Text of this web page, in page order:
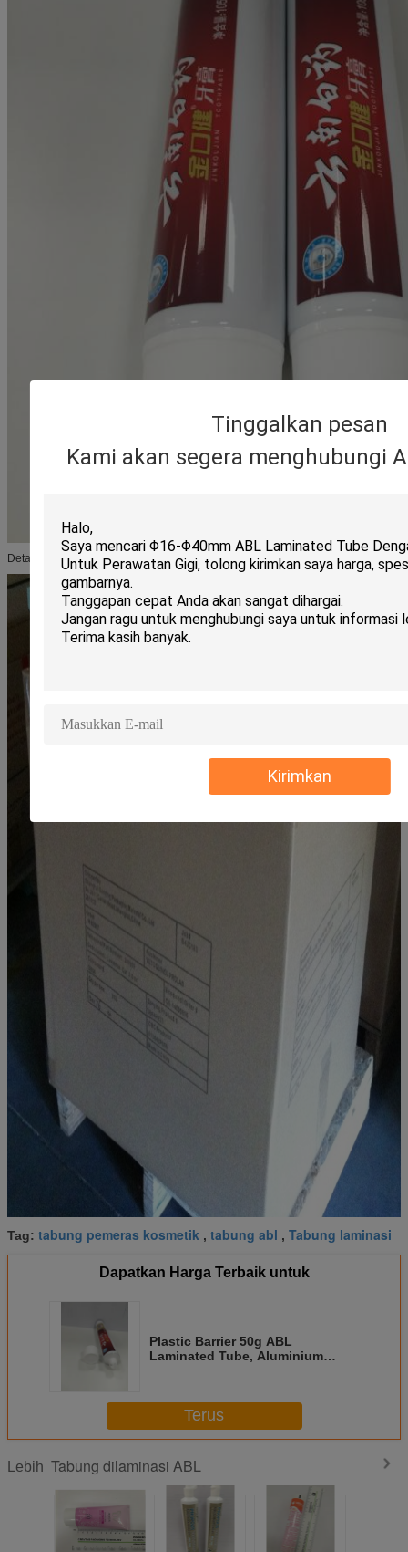
Tinggalkan pesan
Kami akan segera menghubungi
Kirimkan
Detail Kemasan
Tag: tabung pemeras kosmetik , tabung abl , Tabung laminasi
Dapatkan Harga Terbaik untuk
Plastic Barrier 50g ABL
Laminated Tube, Aluminium
Terus
Lebih Tabung dilaminasi ABL